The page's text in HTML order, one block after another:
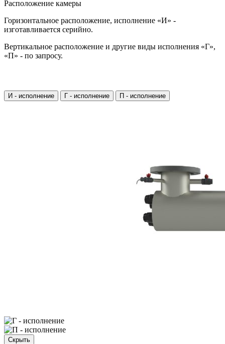
Расположение камеры
Горизонтальное расположение, исполнение «И» -
изготавливается серийно.
Вертикальное расположение и другие виды исполнения «Г»,
«П» - по запросу.
И - исполнение Г - исполнение П - исполнение
Скрыть